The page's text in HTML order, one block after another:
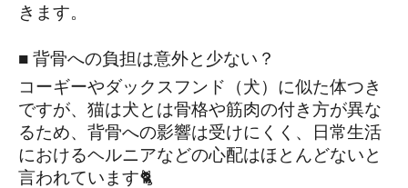
きます。
■ 背骨への負担は意外と少ない？
コーギーやダックスフンド（犬）に似た体つき
ですが、猫は犬とは骨格や筋肉の付き方が異な
るため、背骨への影響は受けにくく、日常生活
におけるヘルニアなどの心配はほとんどないと
言われています🐈